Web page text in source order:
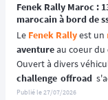
Fenek Rally Maroc :
marocain à bord de
Le Fenek Rally est un
aventure au coeur du
challenge offroad
💪🏻
Publié le27/07/2026